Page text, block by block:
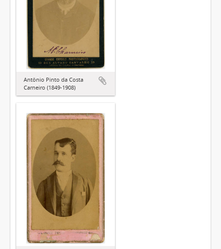
Antônio Pinto da Costa
Carneiro (1849-1908)